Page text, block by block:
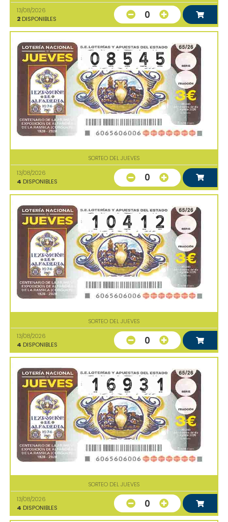
13/08/2026
2 DISPONIBLES 0
SORTEO DEL JUEVES
13/08/2026
4 DISPONIBLES 0
SORTEO DEL JUEVES
13/08/2026
4 DISPONIBLES 0
SORTEO DEL JUEVES
13/08/2026
4 DISPONIBLES 0